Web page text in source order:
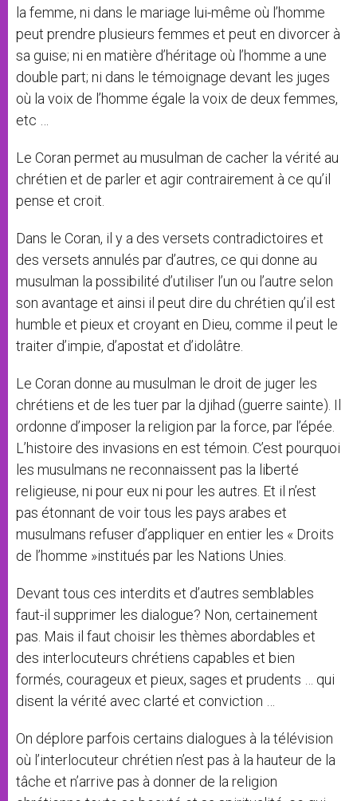
la femme, ni dans le mariage lui-même où l’homme
peut prendre plusieurs femmes et peut en divorcer à
sa guise; ni en matière d’héritage où l’homme a une
double part; ni dans le témoignage devant les juges
où la voix de l’homme égale la voix de deux femmes,
etc …
Le Coran permet au musulman de cacher la vérité au
chrétien et de parler et agir contrairement à ce qu’il
pense et croit.
Dans le Coran, il y a des versets contradictoires et
des versets annulés par d’autres, ce qui donne au
musulman la possibilité d’utiliser l’un ou l’autre selon
son avantage et ainsi il peut dire du chrétien qu’il est
humble et pieux et croyant en Dieu, comme il peut le
traiter d’impie, d’apostat et d’idolâtre.
Le Coran donne au musulman le droit de juger les
chrétiens et de les tuer par la djihad (guerre sainte). Il
ordonne d’imposer la religion par la force, par l’épée.
L’histoire des invasions en est témoin. C’est pourquoi
les musulmans ne reconnaissent pas la liberté
religieuse, ni pour eux ni pour les autres. Et il n’est
pas étonnant de voir tous les pays arabes et
musulmans refuser d’appliquer en entier les « Droits
de l’homme »institués par les Nations Unies.
Devant tous ces interdits et d’autres semblables
faut-il supprimer les dialogue? Non, certainement
pas. Mais il faut choisir les thèmes abordables et
des interlocuteurs chrétiens capables et bien
formés, courageux et pieux, sages et prudents … qui
disent la vérité avec clarté et conviction …
On déplore parfois certains dialogues à la télévision
où l’interlocuteur chrétien n’est pas à la hauteur de la
tâche et n’arrive pas à donner de la religion